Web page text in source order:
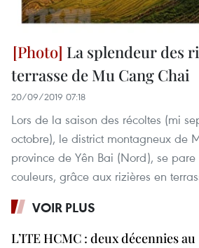
La splendeur des
terrasse de Mu Cang Chai
20/09/2019 07:18
Lors de la saison des récoltes (mi
octobre), le district montagneux de
province de Yên Bai (Nord), se
couleurs, grâce aux rizières en
VOIR PLUS
L’ITE HCMC : deux décennies au